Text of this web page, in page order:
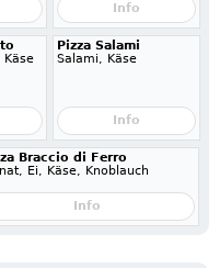
Info
Käse
Pizza Salami
Salami, Käse
Info
Braccio di Ferro
Ei, Käse, Knoblauch
Info